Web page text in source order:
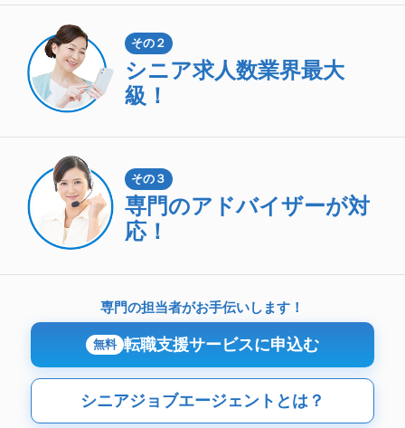
その２
シニア求人数業界最大
級！
その３
専門のアドバイザーが対
応！
専門の担当者がお手伝いします！
無料 転職支援サービスに申込む
シニアジョブエージェントとは？